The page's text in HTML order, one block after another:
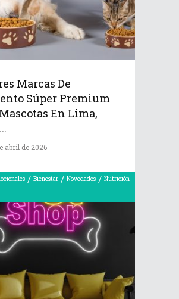
Marcas De
Súper Premium
En Lima,
abril de 2026
/ Bienestar / Novedades / Nutrición